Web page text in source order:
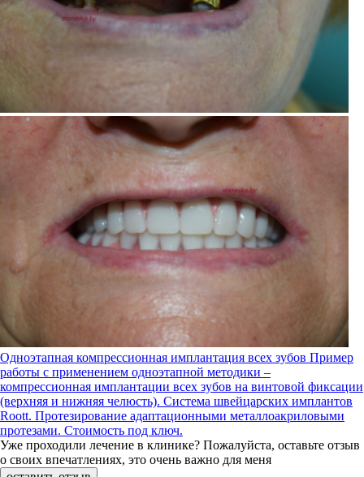
Одноэтапная компрессионная имплантация всех зубов Пример
работы с применением одноэтапной методики –
компрессионная имплантации всех зубов на винтовой фиксации
(верхняя и нижняя челюсть). Система швейцарских имплантов
Roott. Протезирование адаптационными металлоакриловыми
протезами. Стоимость под ключ.
Уже проходили лечение в клинике? Пожалуйста, оставьте отзыв
о своих впечатлениях, это очень важно для меня